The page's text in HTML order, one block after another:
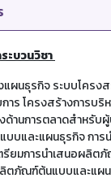
ะบวนวิชา
ผนธุรกิจ ระบบโครงส
าร โครงสร้างการบริ
านการตลาดสำหรับผู้
บและแผนธุรกิจ การ
รียมการนำเสนอผลิต
ลิตภัณฑ์ต้นแบบและแผ